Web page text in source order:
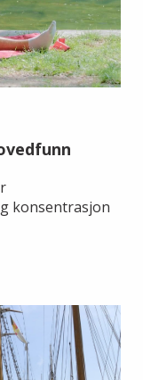
konsentrasjon